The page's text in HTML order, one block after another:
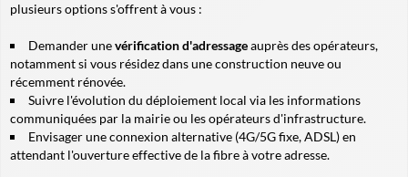
plusieurs options s'offrent à vous :
Demander unevérification d'adressageauprès des opérateurs,
notamment si vous résidez dans une construction neuve ou
récemment rénovée.
Suivre l'évolution du déploiement local via les informations
communiquées par la mairie ou les opérateurs d'infrastructure.
Envisager une connexion alternative (4G/5G fixe, ADSL) en
attendant l'ouverture effective de la fibre à votre adresse.